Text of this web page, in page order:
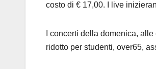
costo di € 17,00. I live
I concerti della domenica,
ridotto per studenti, over65,